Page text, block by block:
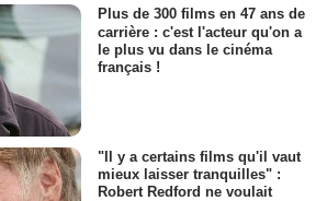
Plus de 300 films en 47 ans de
carrière : c'est l'acteur qu'on a
le plus vu dans le cinéma
français !
"Il y a certains films qu'il vaut
mieux laisser tranquilles" :
Robert Redford ne voulait